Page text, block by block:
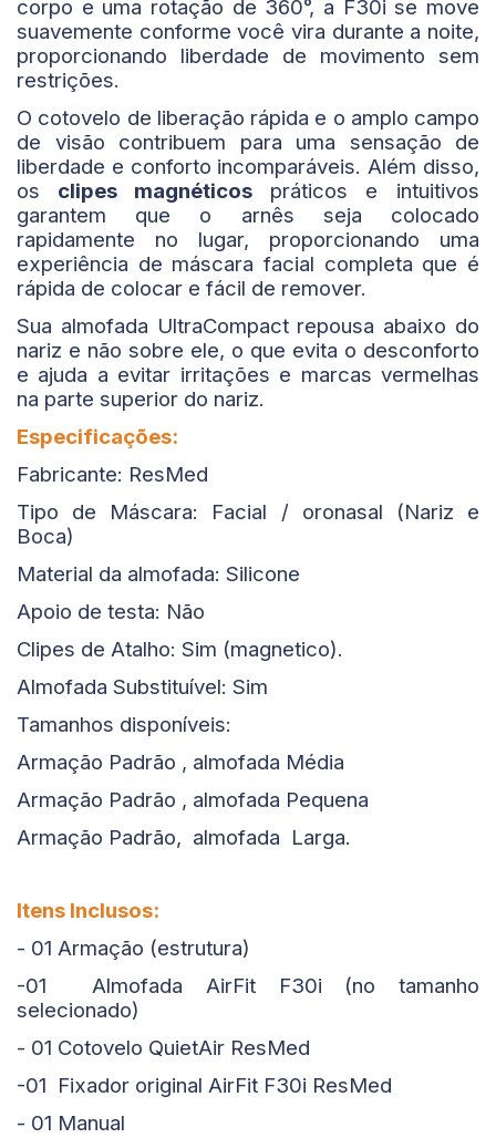
corpo e uma rotação de 360°, a F30i se move
suavemente conforme você vira durante a noite,
proporcionando liberdade de movimento sem
restrições.
O cotovelo de liberação rápida e o amplo campo
de visão contribuem para uma sensação de
liberdade e conforto incomparáveis. Além disso,
os clipes magnéticos práticos e intuitivos
garantem que o arnês seja colocado
rapidamente no lugar, proporcionando uma
experiência de máscara facial completa que é
rápida de colocar e fácil de remover.
Sua almofada UltraCompact repousa abaixo do
nariz e não sobre ele, o que evita o desconforto
e ajuda a evitar irritações e marcas vermelhas
na parte superior do nariz.
Especificações:
Fabricante: ResMed
Tipo de Máscara: Facial / oronasal (Nariz e
Boca)
Material da almofada: Silicone
Apoio de testa: Não
Clipes de Atalho: Sim (magnetico).
Almofada Substituível: Sim
Tamanhos disponíveis:
Armação Padrão , almofada Média
Armação Padrão , almofada Pequena
Armação Padrão, almofada Larga.
Itens Inclusos:
- 01 Armação (estrutura)
-01 Almofada AirFit F30i (no tamanho
selecionado)
- 01 Cotovelo QuietAir ResMed
-01 Fixador original AirFit F30i ResMed
- 01 Manual